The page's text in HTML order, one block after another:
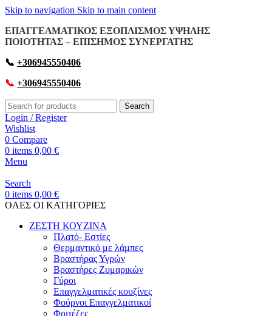
Skip to navigation Skip to main content
ΕΠΑΓΓΕΛΜΑΤΙΚΟΣ ΕΞΟΠΛΙΣΜΟΣ ΥΨΗΛΗΣ
ΠΟΙΟΤΗΤΑΣ – ΕΠΙΣΗΜΟΣ ΣΥΝΕΡΓΑΤΗΣ
📞 +306945550406
📞 +306945550406
Search
Login / Register
Wishlist
0 Compare
0 items 0,00 €
Menu
Search
0 items 0,00 €
OΛΕΣ ΟΙ ΚΑΤΗΓΟΡΙΕΣ
ΖΕΣΤΗ ΚΟΥΖΙΝΑ
Πλατό- Εστίες
Θερμαντικό με λάμπες
Βραστήρας Υγρών
Βραστήρες Ζυμαρικών
Γύροι
Επαγγελματικές κουζίνες
Φούρνοι Επαγγελματικοί
Φριτέζες